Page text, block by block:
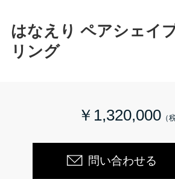
はなえり ペアシェイ
リング
￥1,320,000
問い合わせる